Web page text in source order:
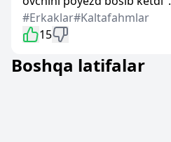
#Erkaklar#Kaltafahmlar
15
Boshqa latifalar